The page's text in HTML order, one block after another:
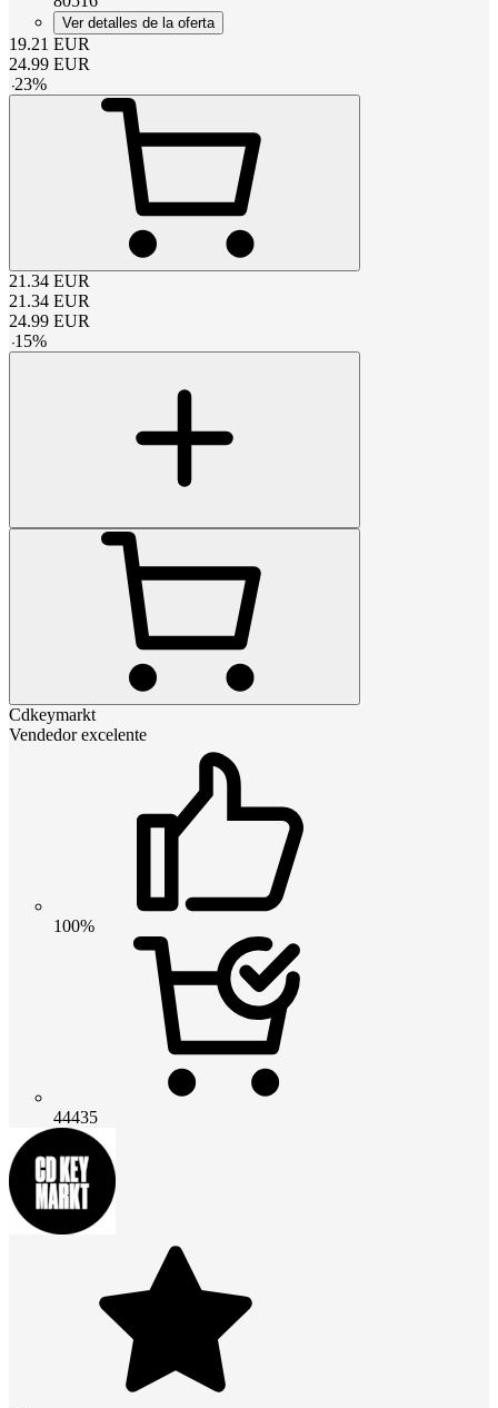
Ver detalles de la oferta
19.21 EUR
24.99 EUR
-23%
21.34 EUR
21.34 EUR
24.99 EUR
-15%
Cdkeymarkt
Vendedor excelente
100%
44435